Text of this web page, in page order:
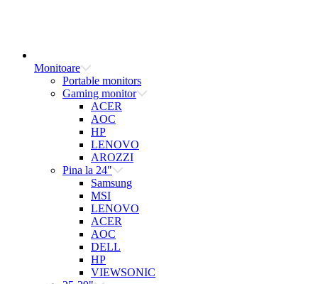
Monitoare
Portable monitors
Gaming monitor
ACER
AOC
HP
LENOVO
AROZZI
Pina la 24"
Samsung
MSI
LENOVO
ACER
AOC
DELL
HP
VIEWSONIC